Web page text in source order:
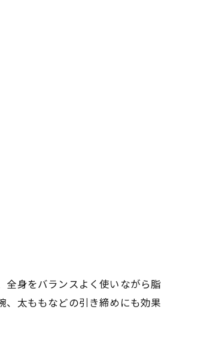
全身をバランスよく使いながら脂
、太ももなどの引き締めにも効果